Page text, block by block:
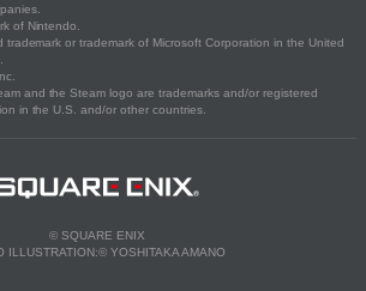
of Nintendo.
trademark or trademark of Microsoft Corporation in the United
and the Steam logo are trademarks and/or registered
in the U.S. and/or other countries.
© SQUARE ENIX
ILLUSTRATION:© YOSHITAKA AMANO